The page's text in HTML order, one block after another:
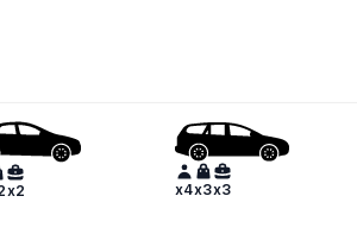
x2 x4x3x3